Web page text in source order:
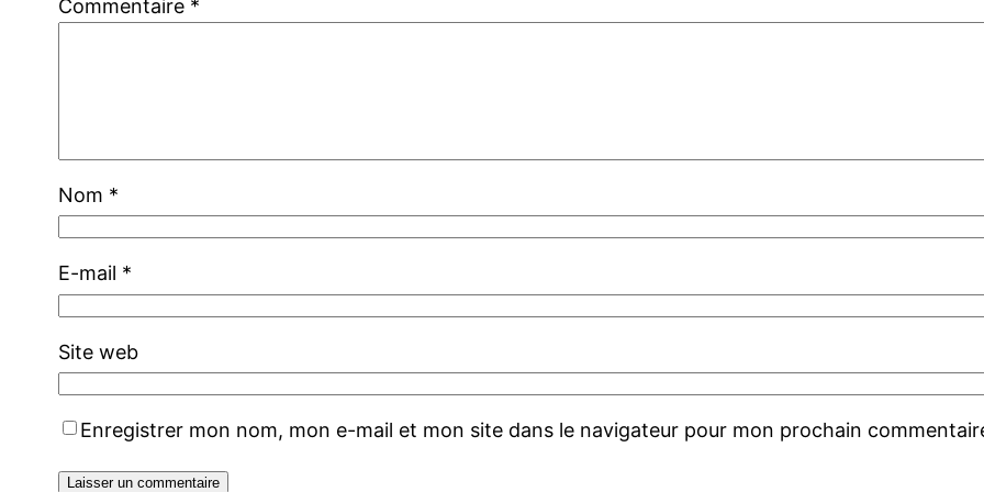
Commentaire *
Nom *
E-mail *
Site web
Enregistrer mon nom, mon e-mail et mon site dans le navigateur pour mon prochain